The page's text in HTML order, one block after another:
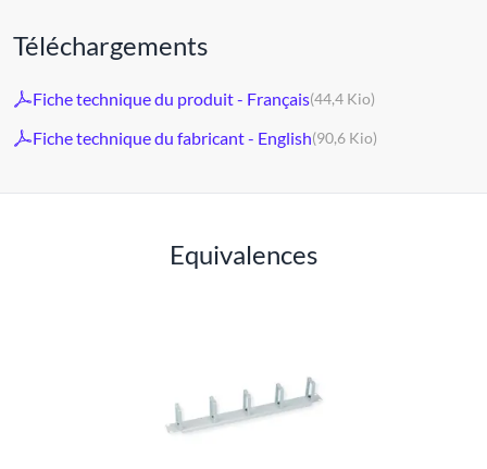
Téléchargements
Fiche technique du produit - Français(44,4 Kio)
Fiche technique du fabricant - English(90,6 Kio)
Equivalences